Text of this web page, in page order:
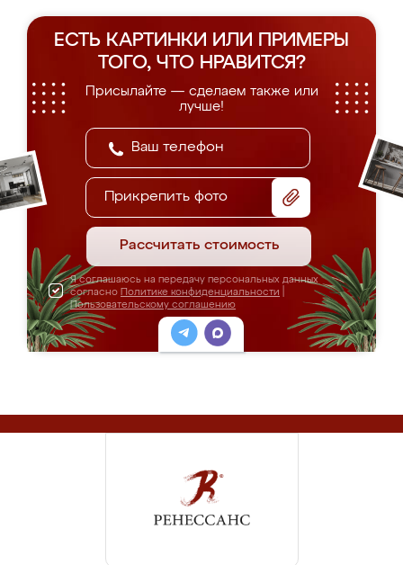
ЕСТЬ КАРТИНКИ ИЛИ ПРИМЕРЫ
ТОГО, ЧТО НРАВИТСЯ?
Присылайте — сделаем также или
лучше!
Прикрепить фото
Рассчитать стоимость
Я соглашаюсь на передачу персональных данных
согласно Политике конфиденциальности
Пользовательскому соглашению